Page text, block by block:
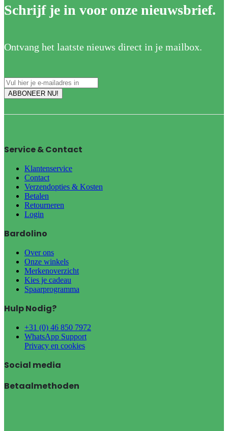
Schrijf je in voor onze nieuwsbrief.
Ontvang het laatste nieuws direct in je mailbox.
Service & Contact
Klantenservice
Contact
Verzendopties & Kosten
Betalen
Retourneren
Login
Bardolino
Over ons
Onze winkels
Merkenoverzicht
Kies je cadeau
Spaarprogramma
Hulp Nodig?
+31 (0) 46 850 7972
WhatsApp Support
Privacy en cookies
Social media
Betaalmethoden